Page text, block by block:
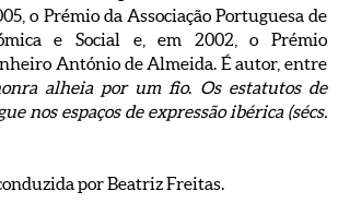
o Prémio da Associação Portuguesa de
e Social e, em 2002, o Prémio
António de Almeida. É autor, entre
alheia por um fio. Os estatutos de
nos espaços de expressão ibérica (sécs.
por Beatriz Freitas.